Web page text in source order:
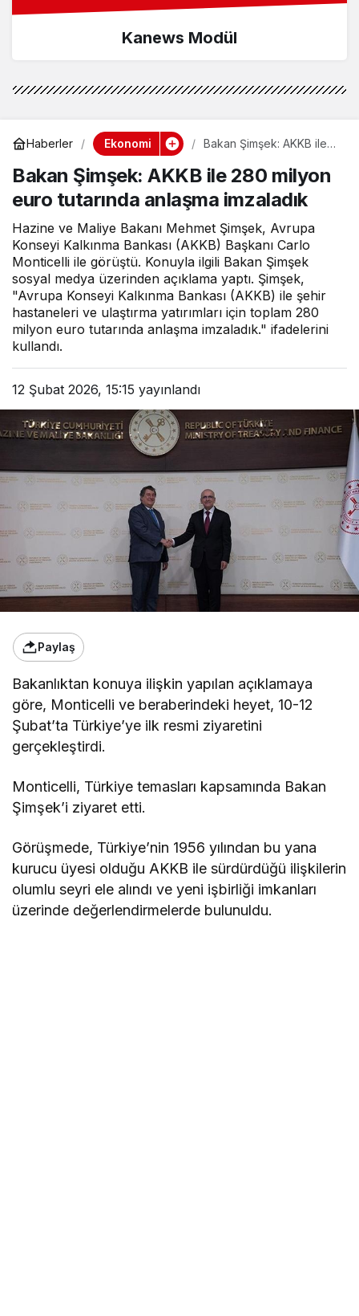
Kanews Modül
Haberler Ekonomi
Bakan Şimşek: AKKB ile
anlaşma imzaladık
Bakan Şimşek: AKKB ile 280 milyon
euro tutarında anlaşma imzaladık
Hazine ve Maliye Bakanı Mehmet Şimşek, Avrupa
Konseyi Kalkınma Bankası (AKKB) Başkanı Carlo
Monticelli ile görüştü. Konuyla ilgili Bakan Şimşek
sosyal medya üzerinden açıklama yaptı. Şimşek,
"Avrupa Konseyi Kalkınma Bankası (AKKB) ile şehir
hastaneleri ve ulaştırma yatırımları için toplam 280
milyon euro tutarında anlaşma imzaladık." ifadelerini
kullandı.
12 Şubat 2026, 15:15 yayınlandı
Paylaş
Bakanlıktan konuya ilişkin yapılan açıklamaya
göre, Monticelli ve beraberindeki heyet, 10-12
Şubat’ta Türkiye’ye ilk resmi ziyaretini
gerçekleştirdi.
Monticelli, Türkiye temasları kapsamında Bakan
Şimşek’i ziyaret etti.
Görüşmede, Türkiye’nin 1956 yılından bu yana
kurucu üyesi olduğu AKKB ile sürdürdüğü ilişkilerin
olumlu seyri ele alındı ve yeni işbirliği imkanları
üzerinde değerlendirmelerde bulunuldu.